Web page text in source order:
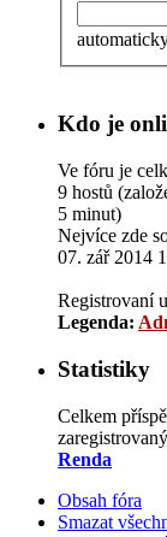
Kdo je
Ve fóru je
9 hostů
5 minut)
Nejvíce zde
07. zář 2014
Registrovaní
Legenda:
Statistiky
Celkem
Renda
Obsah fóra
Smazat